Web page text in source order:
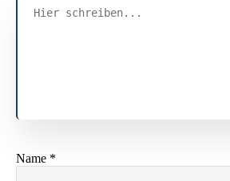
Name *